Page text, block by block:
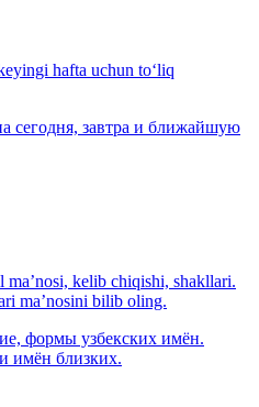
hafta uchun to‘liq
сегодня, завтра и ближайшую
ma’nosi, kelib chiqishi, shakllari.
ma’nosini bilib oling.
формы узбекских имён.
имён близких.